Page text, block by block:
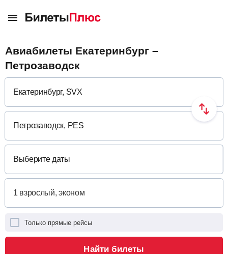
Авиабилеты Екатеринбург –
Петрозаводск
Выберите даты
Только прямые рейсы
Найти билеты